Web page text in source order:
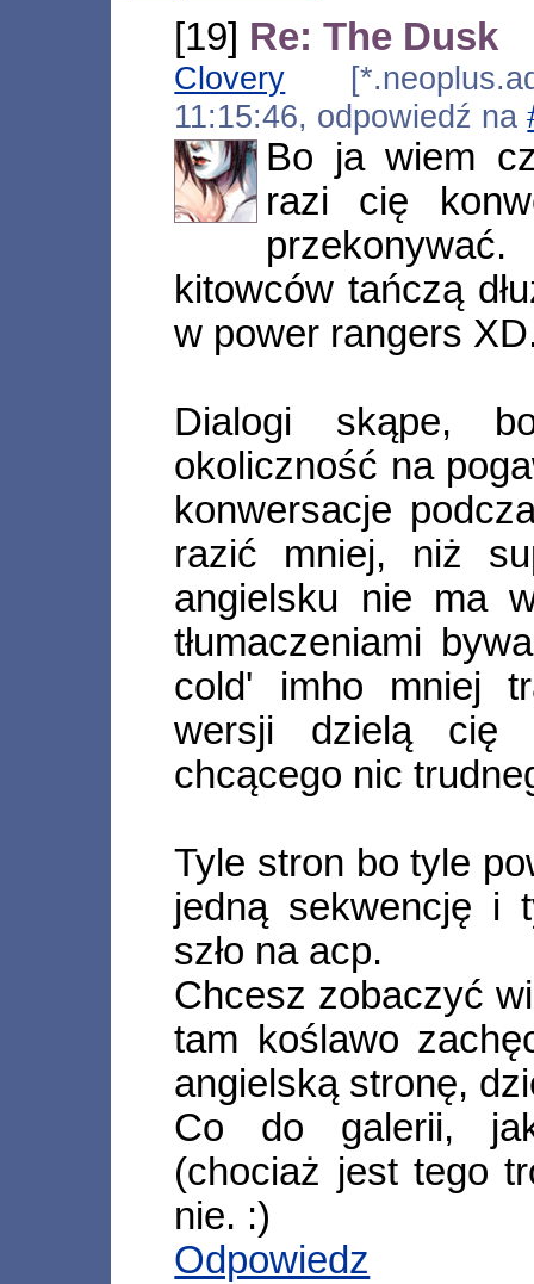
[19] Re: The Dusk
Clovery
11:15:46, odpowiedź na
Bo ja wiem
razi cię
kitowców tańczą
w power rangers
Dialogi skąpe,
okoliczność na
konwersacje
razić mniej, niż
angielsku nie ma
tłumaczeniami
cold' imho mniej
wersji dzielą cię
chcącego nic
Tyle stron bo tyle
jedną sekwencję i
szło na acp.
Chcesz zobaczyć
tam koślawo
angielską stronę,
Co do galerii,
(chociaż jest tego
nie. :)
Odpowiedz